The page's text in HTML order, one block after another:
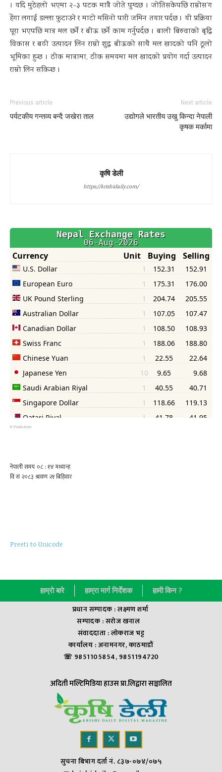
। यदि मुठेहलो भएमा २-३ पटक मात्रै जोते पुग्दछ । जोतिसकेपछि राम्रोस‘ग
हेंगा लगाई डल्ला फुटाउने र माटो मसिनो पारी जमिन तयार पर्दछ । यी प्रक्रिया
पूरा भएपछि मात्र मल छर्ने र बीऊ छर्ने काम गर्नुपर्दछ । बाली बिरुवाको बृद्धि
विकास र बढी उत्पादन लिन राम्रो शुद्ध बीऊको साथै मल खादको पनि ठूलो
भूमिका हुन्छ । ठीक मात्रामा, ठीक समयमा मल खादको प्रयोग गर्दा उत्पादन
राम्रो लिन सकिन्छ ।
Previous article
पर्यटकीय गन्तव्य बन्दै जखेरा ताल
Next article
उद्योगले भारतीय उखु किन्दा नेपाली
कृषक मर्कामा
कृषि डेली
https://krishidaily.com/
© Psolution
Preeti to Unicode
हाम्राे बारे हाम्रा मार्ग निर्देशक हामी किन ?
प्रधान सम्पादक : लक्ष्मण शर्मा
सम्पादक : सराेज खनाल
संवाददाता : लाेकराज भट्ट
कार्यालय : अनामनगर, काठमाडौं
☏ 9851105854, 9851194720
अदिती मल्टिमिडिया हाउस प्रा.लिद्वारा सञ्चालित
सुचना बिभाग दर्ता नं. ८३७-०७४/०७५